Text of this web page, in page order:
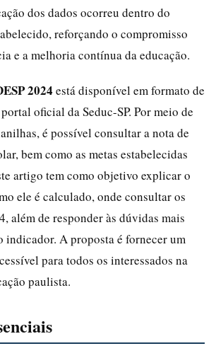
dos dados ocorreu dentro do
reforçando o compromisso
e a melhoria contínua da educação.
2024 está disponível em formato de
oficial da Seduc-SP. Por meio de
é possível consultar a nota de
bem como as metas estabelecidas
artigo tem como objetivo explicar o
ele é calculado, onde consultar os
além de responder às dúvidas mais
indicador. A proposta é fornecer um
para todos os interessados na
paulista.